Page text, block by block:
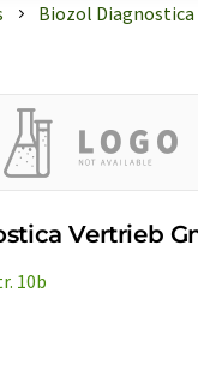
Biozol Diagnostica
Vertrieb
10b